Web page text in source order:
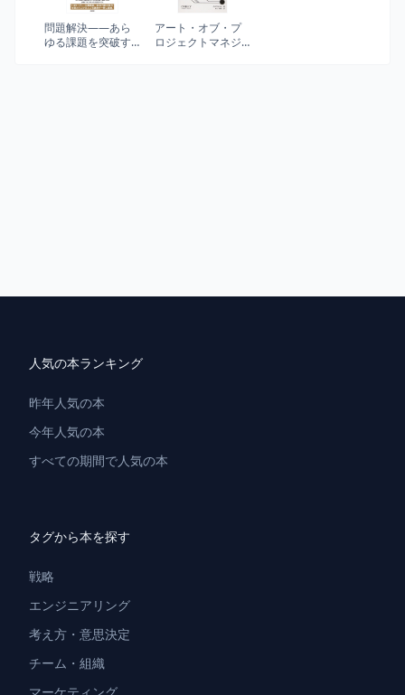
問題解決――あら
ゆる課題を突破す
アート・オブ・プ
ロジェクトマネジ
人気の本ランキング
昨年人気の本
今年人気の本
すべての期間で人気の本
タグから本を探す
戦略
エンジニアリング
考え方・意思決定
チーム・組織